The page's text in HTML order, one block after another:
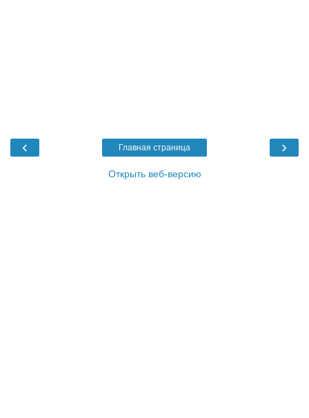
‹ ›
Главная страница
Открыть веб-версию